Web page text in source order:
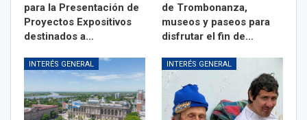
para la Presentación de
Proyectos Expositivos
destinados a…
de Trombonanza,
museos y paseos para
disfrutar el fin de…
INTERÉS GENERAL INTERÉS GENERAL